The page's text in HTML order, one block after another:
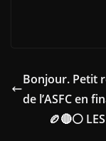
Bonjour. Petit
de l’ASFC en
🏉🔴⚪